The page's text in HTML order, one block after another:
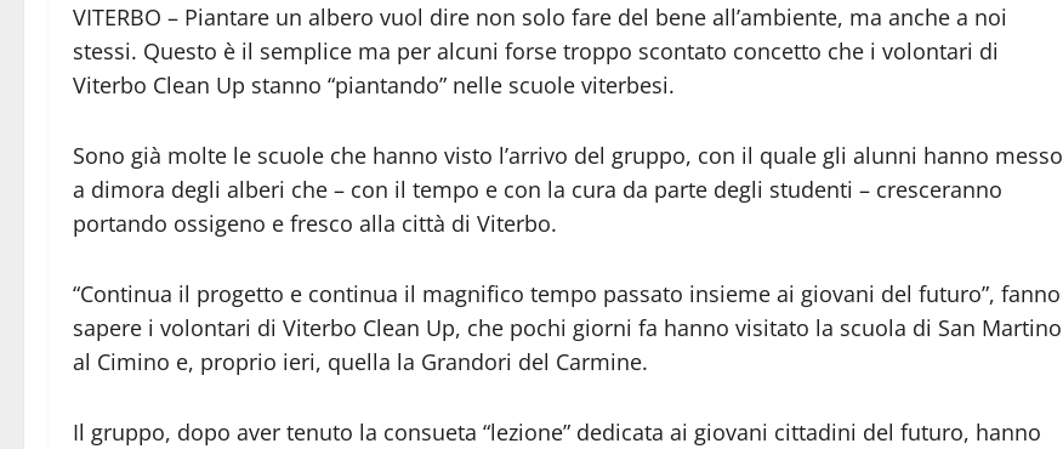
VITERBO – Piantare un albero vuol dire non solo fare del bene all’ambiente, ma anche a noi
stessi. Questo è il semplice ma per alcuni forse troppo scontato concetto che i volontari di
Viterbo Clean Up stanno “piantando” nelle scuole viterbesi.
Sono già molte le scuole che hanno visto l’arrivo del gruppo, con il quale gli alunni hanno messo
a dimora degli alberi che – con il tempo e con la cura da parte degli studenti – cresceranno
portando ossigeno e fresco alla città di Viterbo.
“Continua il progetto e continua il magnifico tempo passato insieme ai giovani del futuro”, fanno
sapere i volontari di Viterbo Clean Up, che pochi giorni fa hanno visitato la scuola di San Martino
al Cimino e, proprio ieri, quella la Grandori del Carmine.
Il gruppo, dopo aver tenuto la consueta “lezione” dedicata ai giovani cittadini del futuro, hanno